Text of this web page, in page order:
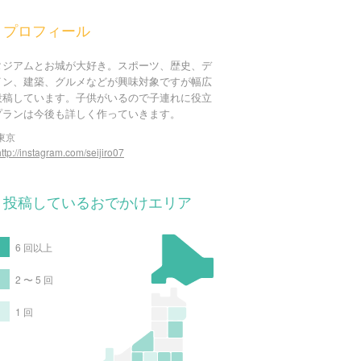
プロフィール
アムとお城が大好き。スポーツ、歴史、デ
、建築、グルメなどが興味対象ですが幅広
しています。子供がいるので子連れに役立
ンは今後も詳しく作っていきます。
京
instagram.com/seijiro07
投稿しているおでかけエリア
6 回以上
2 〜 5 回
1 回